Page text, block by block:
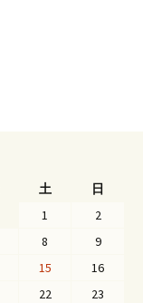
土
日
1
2
8
9
15
16
22
23